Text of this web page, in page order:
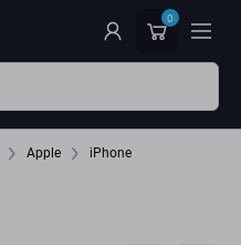
0
Apple iPhone